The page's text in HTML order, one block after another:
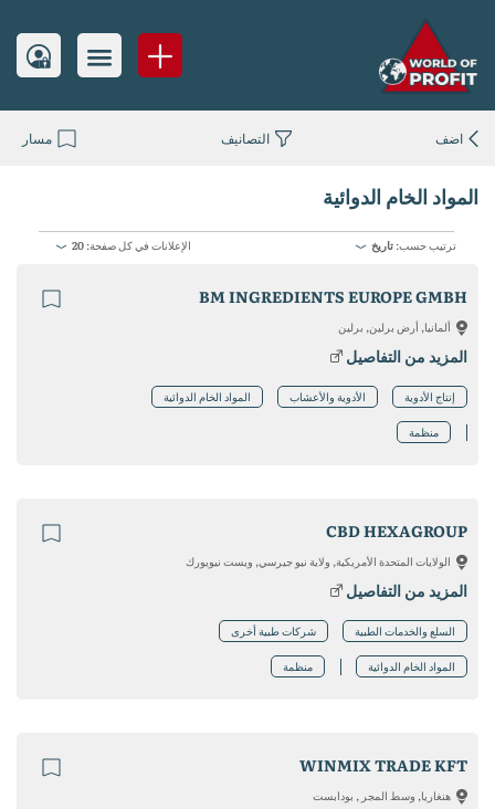
المواد الخام الدوائية
ترتيب حسب: تاريخ الإعلانات في كل صفحة: 20
BM INGREDIENTS EUROPE GMBH
ألمانيا, أرض برلين, برلين
المزيد من التفاصيل
إنتاج الأدوية الأدوية والأعشاب المواد الخام الدوائية
منظمة
CBD HEXAGROUP
الولايات المتحدة الأمريكية, ولاية نيو جيرسي, ويست نيويورك
المزيد من التفاصيل
السلع والخدمات الطبية شركات طبية أخرى
المواد الخام الدوائية منظمة
WINMIX TRADE KFT
هنغاريا, وسط المجر , بودابست
اضف التصانيف مسار